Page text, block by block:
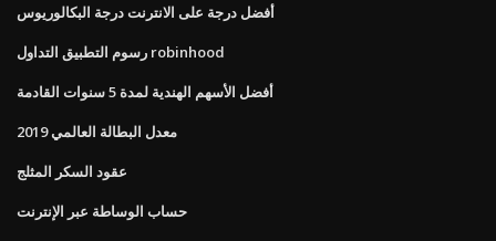
أفضل درجة على الانترنت درجة البكالوريوس
رسوم التطبيق التداول robinhood
أفضل الأسهم الهندية لمدة 5 سنوات القادمة
معدل البطالة العالمي 2019
عقود السكر المثلج
حساب الوساطة عبر الإنترنت